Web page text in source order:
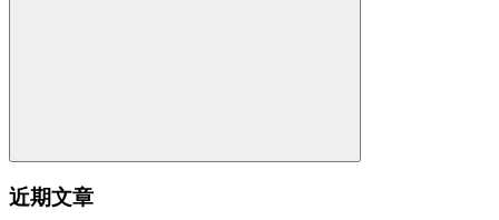
近期文章